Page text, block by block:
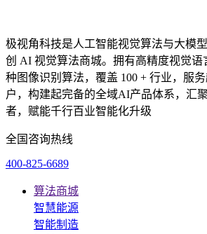
极视角科技是人工智能视觉算法与大模
创 AI 视觉算法商城。拥有高精度视觉语
种图像识别算法，覆盖 100 + 行业，服
户，构建起完备的全域AI产品体系，汇
者，赋能千行百业智能化升级
全国咨询热线
400-825-6689
算法商城
智慧能源
智能制造